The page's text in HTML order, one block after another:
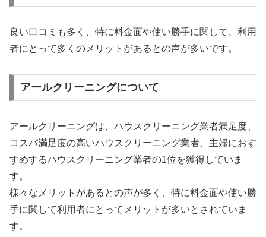
良い口コミも多く、特に料金面や使い勝手に関して、利用
者にとって多くのメリットがあるとの声が多いです。
アールクリーニングについて
アールクリーニングは、ハウスクリーニング業者満足度、
コスパ満足度の高いハウスクリーニング業者、主婦におす
すめするハウスクリーニング業者の1位を獲得していま
す。
様々なメリットがあるとの声が多く、特に料金面や使い勝
手に関して利用者にとってメリットが多いとされていま
す。